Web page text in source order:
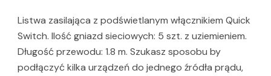
Listwa zasilająca z podświetlanym włącznikiem Quick
Switch. Ilość gniazd sieciowych: 5 szt. z uziemieniem.
Długość przewodu: 1.8 m. Szukasz sposobu by
podłączyć kilka urządzeń do jednego źródła prądu,